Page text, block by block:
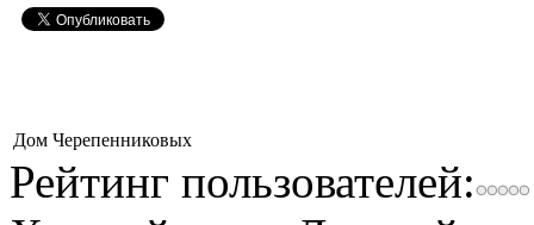
Дом Черепенниковых
Рейтинг пользователей: